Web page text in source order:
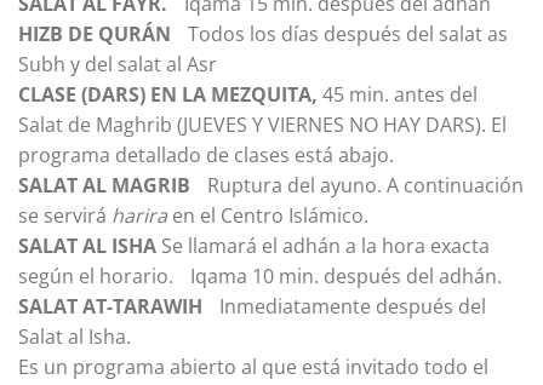
HIZB DE QURÁN Todos los días después del salat as
Subh y del salat al Asr
CLASE (DARS) EN LA MEZQUITA, 45 min. antes del
Salat de Maghrib (JUEVES Y VIERNES NO HAY DARS). El
programa detallado de clases está abajo.
SALAT AL MAGRIB
Ruptura del ayuno. A continuación
se servirá harira en el Centro Islámico.
SALAT AL ISHA Se llamará el adhán a la hora exacta
según el horario. Iqama 10 min. después del adhán.
SALAT AT-TARAWIH Inmediatamente después del
Salat al Isha.
Es un programa abierto al que está invitado todo el